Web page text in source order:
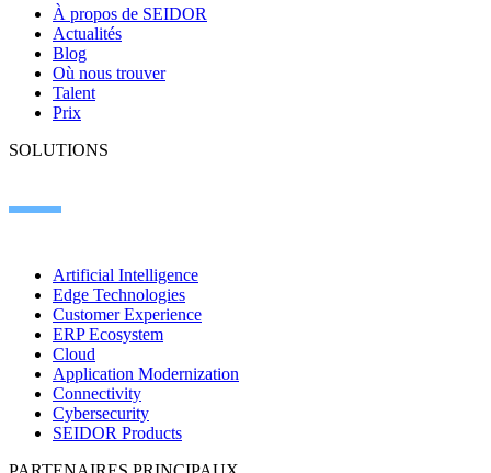
À propos de SEIDOR
Actualités
Blog
Où nous trouver
Talent
Prix
SOLUTIONS
Artificial Intelligence
Edge Technologies
Customer Experience
ERP Ecosystem
Cloud
Application Modernization
Connectivity
Cybersecurity
SEIDOR Products